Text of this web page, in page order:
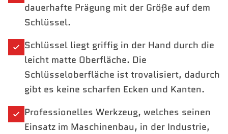
dauerhafte Prägung mit der Größe auf dem
Schlüssel.
Schlüssel liegt griffig in der Hand durch die
leicht matte Oberfläche. Die
Schlüsseloberfläche ist trovalisiert, dadurch
gibt es keine scharfen Ecken und Kanten.
Professionelles Werkzeug, welches seinen
Einsatz im Maschinenbau, in der Industrie,